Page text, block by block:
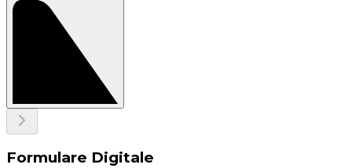
Formulare Digitale